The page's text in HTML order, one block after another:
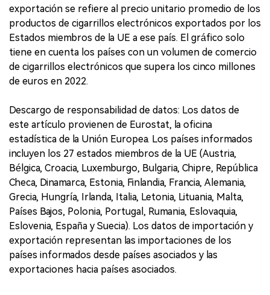
exportación se refiere al precio unitario promedio de los
productos de cigarrillos electrónicos exportados por los
Estados miembros de la UE a ese país. El gráfico solo
tiene en cuenta los países con un volumen de comercio
de cigarrillos electrónicos que supera los cinco millones
de euros en 2022.
Descargo de responsabilidad de datos: Los datos de
este artículo provienen de Eurostat, la oficina
estadística de la Unión Europea. Los países informados
incluyen los 27 estados miembros de la UE (Austria,
Bélgica, Croacia, Luxemburgo, Bulgaria, Chipre, República
Checa, Dinamarca, Estonia, Finlandia, Francia, Alemania,
Grecia, Hungría, Irlanda, Italia, Letonia, Lituania, Malta,
Países Bajos, Polonia, Portugal, Rumania, Eslovaquia,
Eslovenia, España y Suecia). Los datos de importación y
exportación representan las importaciones de los
países informados desde países asociados y las
exportaciones hacia países asociados.